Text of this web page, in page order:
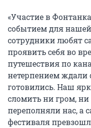
«Участие в
событием для
сотрудники любят
проявить себя во
путешествия по
нетерпением ждали
готовились. Наш
сломить ни гром,
переполняли нас, а
фестиваля